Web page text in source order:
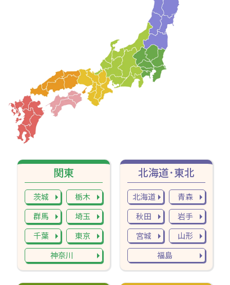
関東
茨城
栃木
群馬
埼玉
千葉
東京
神奈川
北海道･東北
北海道
青森
秋田
岩手
宮城
山形
福島